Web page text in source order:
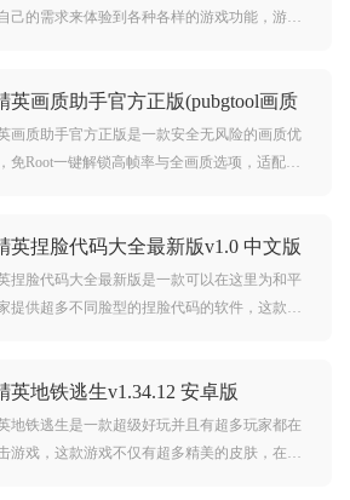
己的需求来体验到各种各样的游戏功能，游戏
朋友快来下载体验吧。
英画质助手官方正版(pubgtool画质
最新版
画质助手官方正版是一款安全无风险的画质优
免Root一键解锁高帧率与全画质选项，适配多
趣的朋友可千万不要错过了哦，快来下载吧！
英捏脸代码大全最新版v1.0 中文版
捏脸代码大全最新版是一款可以在这里为和平
提供超多不同脸型的捏脸代码的软件，这款软
就好了，是很好用的软件。
英地铁逃生v1.34.12 安卓版
地铁逃生是一款超级好玩并且有超多玩家都在
游戏，这款游戏不仅有超多精美的皮肤，在游